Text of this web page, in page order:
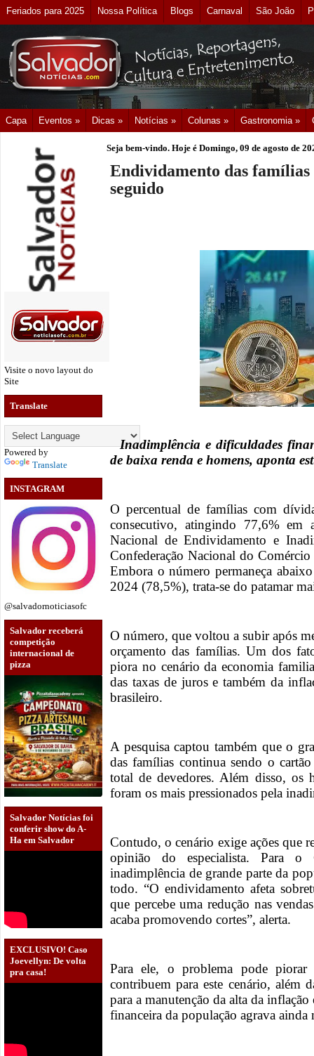
Feriados para 2025 Nossa Política Blogs Carnaval São João
Capa Eventos » Dicas » Notícias » Colunas » Gastronomia »
Visite o novo layout do
Site
Translate
Powered by
Translate
INSTAGRAM
@salvadornoticiasofc
Salvador receberá
competição
internacional de
pizza
Salvador Notícias foi
conferir show do A-
Ha em Salvador
EXCLUSIVO! Caso
Joevellyn: De volta
pra casa!
Seja bem-vindo. Hoje é Domingo, 09 de agosto de
Endividamento das
seguido
Inadimplência e dificuldades
de baixa renda e homens, aponta
O percentual de famílias com
consecutivo, atingindo 77,6% em
Nacional de Endividamento e
Confederação Nacional do
Embora o número permaneça
2024 (78,5%), trata-se do patamar
O número, que voltou a subir após
orçamento das famílias. Um dos
piora no cenário da economia
das taxas de juros e também da
brasileiro.
A pesquisa captou também que o
das famílias continua sendo o
total de devedores. Além disso, os
foram os mais pressionados pela
Contudo, o cenário exige ações que
opinião do especialista. Para
inadimplência de grande parte da
todo. “O endividamento afeta
que percebe uma redução nas
acaba promovendo cortes”, alerta.
Para ele, o problema pode piorar
contribuem para este cenário, além
para a manutenção da alta da
financeira da população agrava ainda